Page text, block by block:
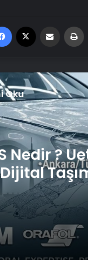
Facebook Email'den paylaş
Oku
Nedir ?
Dijital